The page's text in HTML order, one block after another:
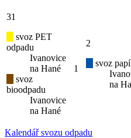
31
svoz PET
odpadu
Ivanovice
na Hané
svoz
bioodpadu
Ivanovice
na Hané
1
2
svoz
na
Kalendář svozu odpadu